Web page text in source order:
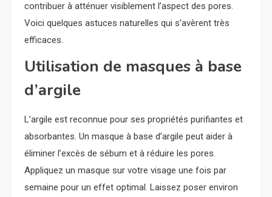
contribuer à atténuer visiblement l’aspect des pores.
Voici quelques astuces naturelles qui s’avèrent très
efficaces.
Utilisation de masques à base
d’argile
L’argile est reconnue pour ses propriétés purifiantes et
absorbantes. Un masque à base d’argile peut aider à
éliminer l’excès de sébum et à réduire les pores.
Appliquez un masque sur votre visage une fois par
semaine pour un effet optimal. Laissez poser environ